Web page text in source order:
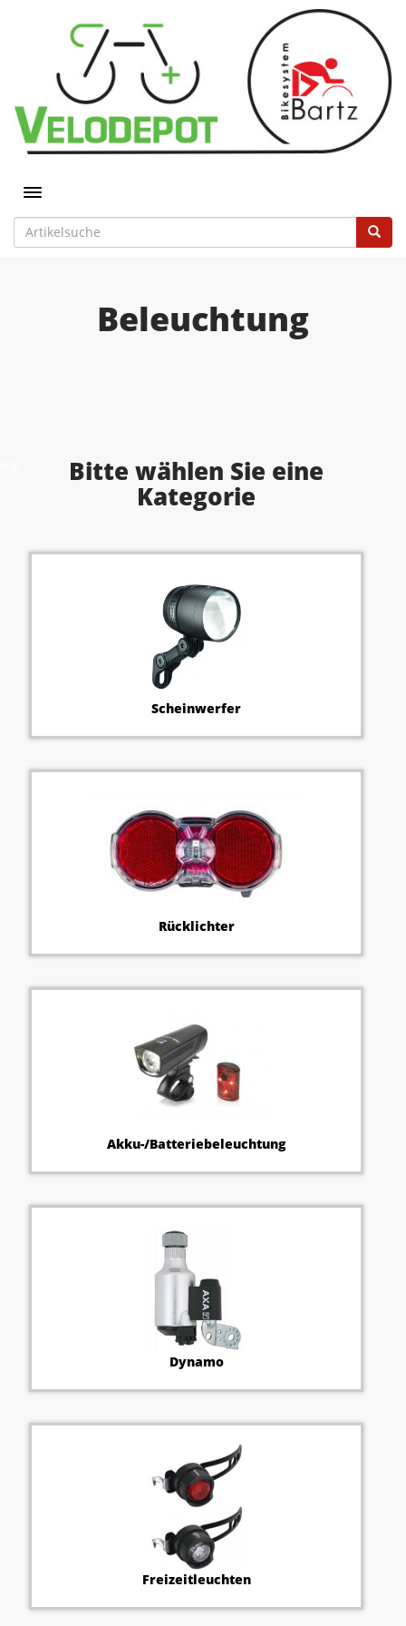
Toggle navigation
Beleuchtung
Bitte wählen Sie eine
Kategorie
Scheinwerfer
Rücklichter
Akku-/Batteriebeleuchtung
Dynamo
Freizeitleuchten